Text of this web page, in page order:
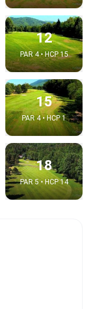
12
PAR 4 • HCP 15
15
PAR 4 • HCP 1
18
PAR 5 • HCP 14